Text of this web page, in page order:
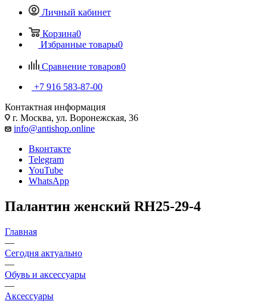
Личный кабинет
Корзина0
Избранные товары0
Сравнение товаров0
+7 916 583-87-00
Контактная информация
г. Москва, ул. Воронежская, 36
info@antishop.online
Вконтакте
Telegram
YouTube
WhatsApp
Палантин женский RH25-29-4
Главная
—
Сегодня актуально
—
Обувь и аксессуары
—
Аксессуары